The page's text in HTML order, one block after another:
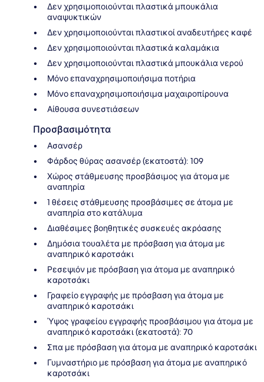
Δεν χρησιμοποιούνται πλαστικά μπουκάλια
αναψυκτικών
Δεν χρησιμοποιούνται πλαστικοί αναδευτήρες καφέ
Δεν χρησιμοποιούνται πλαστικά καλαμάκια
Δεν χρησιμοποιούνται πλαστικά μπουκάλια νερού
Μόνο επαναχρησιμοποιήσιμα ποτήρια
Μόνο επαναχρησιμοποιήσιμα μαχαιροπίρουνα
Αίθουσα συνεστιάσεων
Προσβασιμότητα
Ασανσέρ
Φάρδος θύρας ασανσέρ (εκατοστά): 109
Χώρος στάθμευσης προσβάσιμος για άτομα με
αναπηρία
1 θέσεις στάθμευσης προσβάσιμες σε άτομα με
αναπηρία στο κατάλυμα
Διαθέσιμες βοηθητικές συσκευές ακρόασης
Δημόσια τουαλέτα με πρόσβαση για άτομα με
αναπηρικό καροτσάκι
Ρεσεψιόν με πρόσβαση για άτομα με αναπηρικό
καροτσάκι
Γραφείο εγγραφής με πρόσβαση για άτομα με
αναπηρικό καροτσάκι
Ύψος γραφείου εγγραφής προσβάσιμου για άτομα με
αναπηρικό καροτσάκι (εκατοστά): 70
Σπα με πρόσβαση για άτομα με αναπηρικό καροτσάκι
Γυμναστήριο με πρόσβαση για άτομα με αναπηρικό
καροτσάκι